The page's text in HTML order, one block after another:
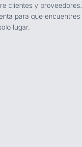
clientes y proveedores.
para que encuentres
lugar.